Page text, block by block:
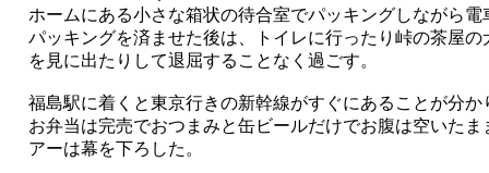
ホームにある小さな箱状の待合室でパッキングしながら電
パッキングを済ませた後は、トイレに行ったり峠の茶屋
を見に出たりして退屈することなく過ごす。
福島駅に着くと東京行きの新幹線がすぐにあることが分
お弁当は完売でおつまみと缶ビールだけでお腹は空いた
アーは幕を下ろした。